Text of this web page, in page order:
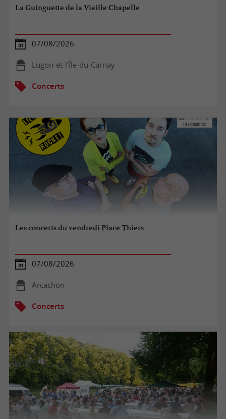
La Guinguette de la Vieille Chapelle
07/08/2026
Lugon-et-l'Île-du-Carnay
Concerts
Les concerts du vendredi Place Thiers
07/08/2026
Arcachon
Concerts